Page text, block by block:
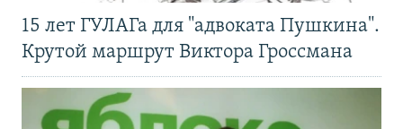
15 лет ГУЛАГа для "адвоката Пушкина".
Крутой маршрут Виктора Гроссмана